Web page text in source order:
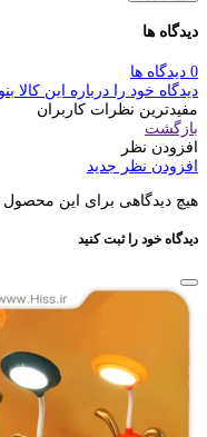
دیدگاه ها
0 دیدگاه ها
دیدگاه خود را درباره این کالا
مفیدترین نظرات کاربران
بازگشت
افزودن نظر
افزودن نظر جدید
هیچ دیدگاهی برای این
دیدگاه خود را ثبت کنید